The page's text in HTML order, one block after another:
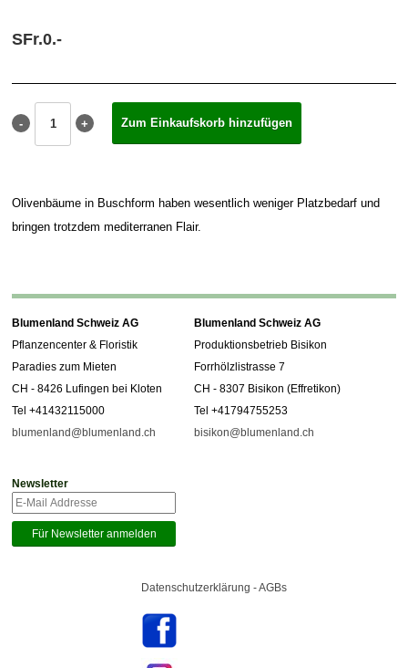
SFr.0.-
Olivenbäume in Buschform haben wesentlich weniger Platzbedarf und
bringen trotzdem mediterranen Flair.
Blumenland Schweiz AG
Pflanzencenter & Floristik
Paradies zum Mieten
CH - 8426 Lufingen bei Kloten
Tel +41432115000
blumenland@blumenland.ch
Blumenland Schweiz AG
Produktionsbetrieb Bisikon
Forrhölzlistrasse 7
CH - 8307 Bisikon (Effretikon)
Tel +41794755253
bisikon@blumenland.ch
Newsletter
Datenschutzerklärung - AGBs